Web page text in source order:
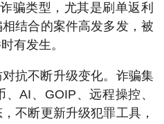
骗类型，尤其是刷单返利
结合的案件高发多发，被
有发生。
抗不断升级变化。诈骗集
AI、GOIP、远程操控、
不断更新升级犯罪工具，